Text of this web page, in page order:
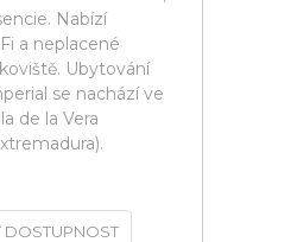
Nabízí
a neplacené
Ubytování
se nachází ve
de la Vera
DOSTUPNOST